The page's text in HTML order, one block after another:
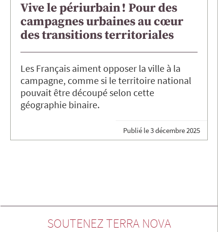
Vive le périurbain ! Pour des
campagnes urbaines au cœur
des transitions territoriales
Les Français aiment opposer la ville à la
campagne, comme si le territoire national
pouvait être découpé selon cette
géographie binaire.
Publié le3 décembre 2025
SOUTENEZ TERRA NOVA